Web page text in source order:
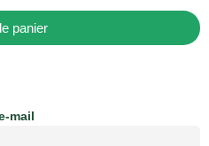
panier
mail